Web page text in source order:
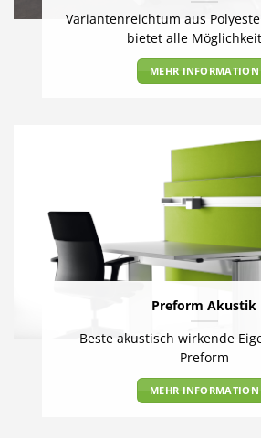
Variantenreichtum aus
bietet alle
MEHR INFORMATION
Preform Akustik
Beste akustisch wirkende
Preform
MEHR INFORMATION